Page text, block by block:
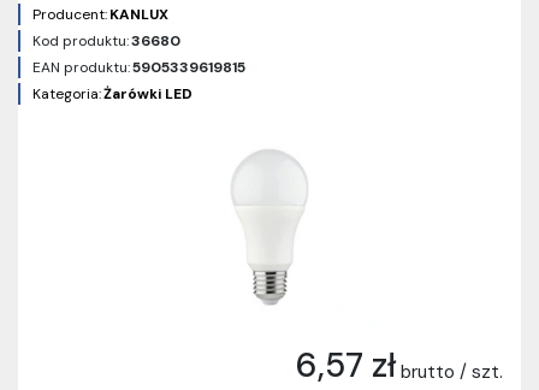
Producent:KANLUX
Kod produktu:36680
EAN produktu:5905339619815
Kategoria:Żarówki LED
6,57 zł brutto / szt.